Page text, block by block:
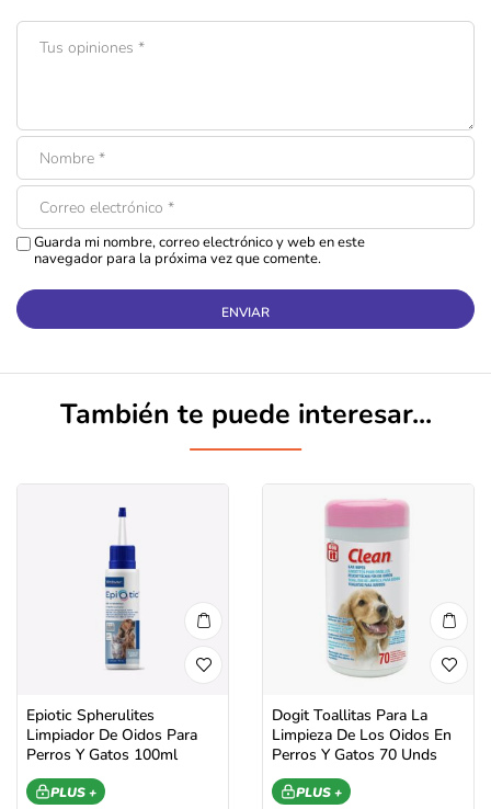
Guarda mi nombre, correo electrónico y web en este
navegador para la próxima vez que comente.
También te puede interesar...
Epiotic Spherulites
Limpiador De Oidos Para
Perros Y Gatos 100ml
PLUS +
Dogit Toallitas Para La
Limpieza De Los Oidos En
Perros Y Gatos 70 Unds
PLUS +